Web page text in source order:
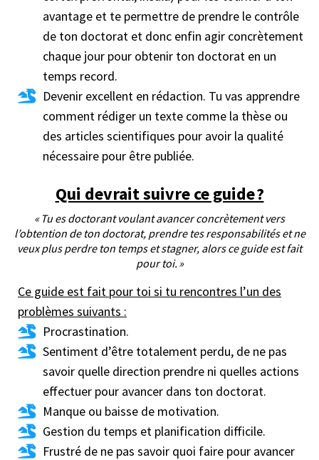
avantage et te permettre de prendre le contrôle
de ton doctorat et donc enfin agir concrètement
chaque jour pour obtenir ton doctorat en un
temps record.
Devenir excellent en rédaction. Tu vas apprendre
comment rédiger un texte comme la thèse ou
des articles scientifiques pour avoir la qualité
nécessaire pour être publiée.
Qui devrait suivre ce guide ?
« Tu es doctorant voulant avancer concrètement vers
l’obtention de ton doctorat, prendre tes responsabilités et ne
veux plus perdre ton temps et stagner, alors ce guide est fait
pour toi. »
Ce guide est fait pour toi si tu rencontres l’un des
problèmes suivants :
Procrastination.
Sentiment d’être totalement perdu, de ne pas
savoir quelle direction prendre ni quelles actions
effectuer pour avancer dans ton doctorat.
Manque ou baisse de motivation.
Gestion du temps et planification difficile.
Frustré de ne pas savoir quoi faire pour avancer